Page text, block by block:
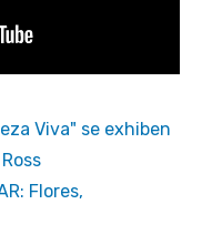
Viva" se exhiben
Flores,